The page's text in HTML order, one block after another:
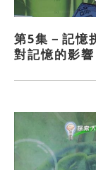
第5集－記憶
對記憶的影響